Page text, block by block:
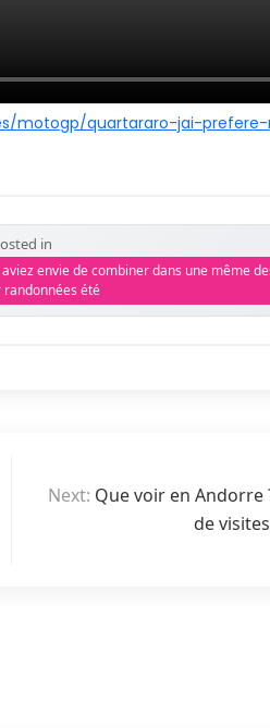
motogp/quartararo-jai-
in
envie de combiner dans une même
été
Next: Que voir en Andorre
de